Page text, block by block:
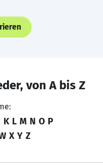
von A bis Z
K L M N O P
X Y Z